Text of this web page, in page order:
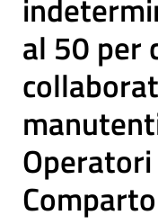
al 50 per